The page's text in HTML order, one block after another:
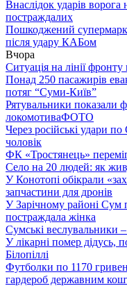
Внаслідок ударів
постраждалих
Пошкоджений
після удару КАБом
Вчора
Ситуація на лінії
Понад 250 пасажирів
потяг “Суми-Київ”
Рятувальники
локомотиваФОТО
Через російські удари
чоловік
ФК «Тростянець»
Село на 20 людей: як
У Конотопі обікрали
запчастини для дронів
У Зарічному районі Сум
постраждала жінка
Сумські веслувальники
У лікарні помер дідусь,
Білопіллі
Футболки по 1170
гардероб державним